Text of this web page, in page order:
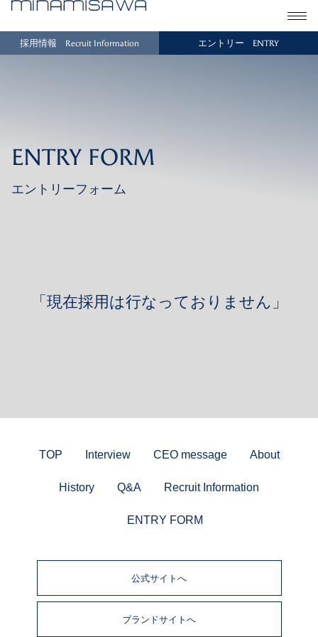
採用情報 Recruit Information エントリー ENTRY
ENTRY FORM
エントリーフォーム
「現在採用は行なっておりません」
TOP Interview CEO message About
History Q&A Recruit Information
ENTRY FORM
公式サイトへ
ブランドサイトへ